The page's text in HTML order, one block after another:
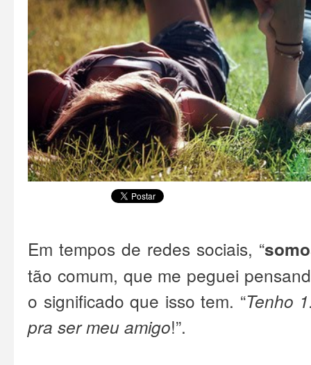
Em tempos de redes sociais, “
tão comum, que me peguei
o significado que isso tem. “Tenho
pra ser meu amigo!”.